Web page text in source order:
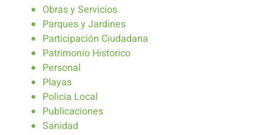
Obras y Servicios
Parques y Jardines
Participación Ciudadana
Patrimonio Historico
Personal
Playas
Policia Local
Publicaciones
Sanidad